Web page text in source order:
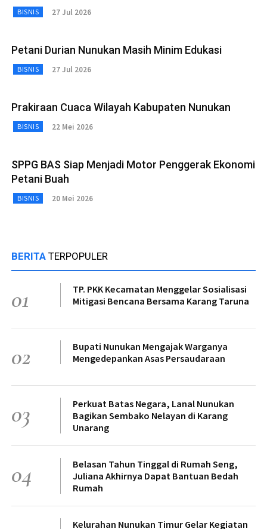
BISNIS 27 Jul 2026
Petani Durian Nunukan Masih Minim Edukasi
BISNIS 27 Jul 2026
Prakiraan Cuaca Wilayah Kabupaten Nunukan
BISNIS 22 Mei 2026
SPPG BAS Siap Menjadi Motor Penggerak Ekonomi
Petani Buah
BISNIS 20 Mei 2026
BERITA TERPOPULER
01
TP. PKK Kecamatan Menggelar Sosialisasi
Mitigasi Bencana Bersama Karang Taruna
02
Bupati Nunukan Mengajak Warganya
Mengedepankan Asas Persaudaraan
03
Perkuat Batas Negara, Lanal Nunukan
Bagikan Sembako Nelayan di Karang
Unarang
04
Belasan Tahun Tinggal di Rumah Seng,
Juliana Akhirnya Dapat Bantuan Bedah
Rumah
Kelurahan Nunukan Timur Gelar Kegiatan